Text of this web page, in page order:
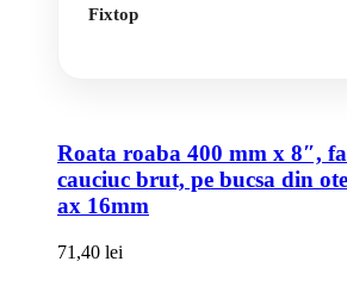
Fixtop
Roata roaba 400 mm x 8″,
cauciuc brut, pe bucsa din
ax 16mm
71,40 lei